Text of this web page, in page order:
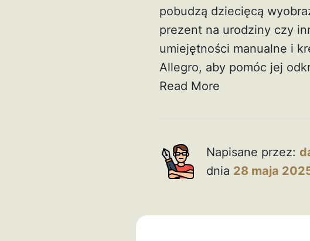
pobudzą dziecięcą
prezent na urodziny czy
umiejętności manualne i
Allegro, aby pomóc jej
Read More
Napisane przez:
dnia 28 maja